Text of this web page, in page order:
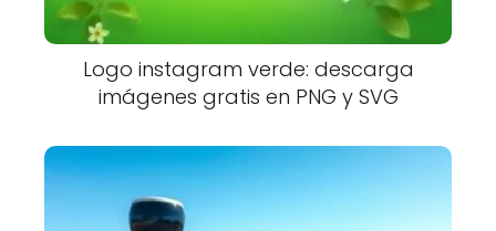
Logo instagram verde: descarga
imágenes gratis en PNG y SVG